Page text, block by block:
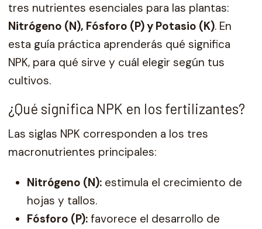
tres nutrientes esenciales para las plantas:
Nitrógeno (N), Fósforo (P) y Potasio (K). En
esta guía práctica aprenderás qué significa
NPK, para qué sirve y cuál elegir según tus
cultivos.
¿Qué significa NPK en los fertilizantes?
Las siglas NPK corresponden a los tres
macronutrientes principales:
Nitrógeno (N): estimula el crecimiento de
hojas y tallos.
Fósforo (P): favorece el desarrollo de